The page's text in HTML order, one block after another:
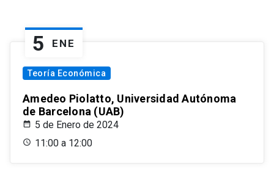
5 ENE
Teoría Económica
Amedeo Piolatto, Universidad Autónoma
de Barcelona (UAB)
5 de Enero de 2024
11:00 a 12:00